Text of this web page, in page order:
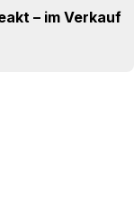
– im Verkauf